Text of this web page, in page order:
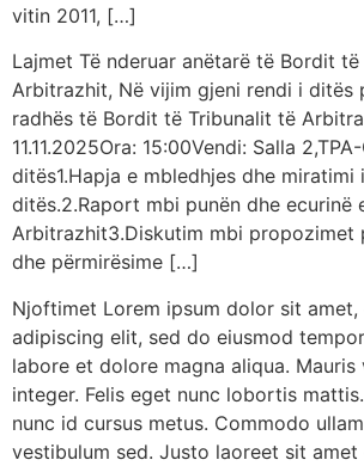
vitin 2011, […]
Lajmet Të nderuar anëtarë të Bordit
Arbitrazhit, Në vijim gjeni rendi i ditës
radhës të Bordit të Tribunalit të
11.11.2025Ora: 15:00Vendi: Salla
ditës1.Hapja e mbledhjes dhe miratimi
ditës.2.Raport mbi punën dhe ecurinë
Arbitrazhit3.Diskutim mbi propozimet
dhe përmirësime […]
Njoftimet Lorem ipsum dolor sit
adipiscing elit, sed do eiusmod
labore et dolore magna aliqua.
integer. Felis eget nunc lobortis
nunc id cursus metus. Commodo
vestibulum sed. Justo laoreet sit amet